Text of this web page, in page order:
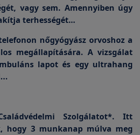
vagy sem. Amennyiben úgy
terhességét…
nőgyógyász orvoshoz a
megállapítására. A vizsgálat
lapot és egy ultrahang
Szolgálatot*. Itt
hogy 3 munkanap múlva meg